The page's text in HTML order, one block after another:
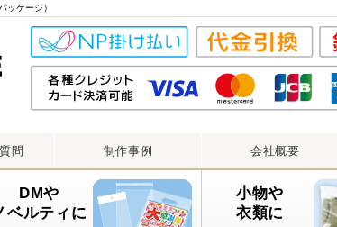
ッケージ）
問 制作事例 会社概要
DMや
ベルティに
小物や
衣類に